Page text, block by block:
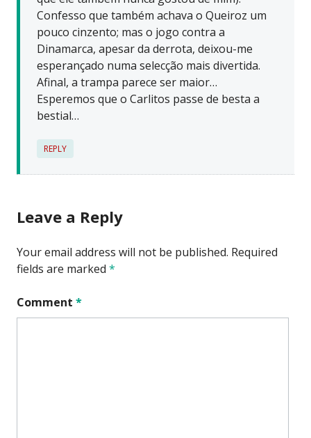
Confesso que também achava o Queiroz um
pouco cinzento; mas o jogo contra a
Dinamarca, apesar da derrota, deixou-me
esperançado numa selecção mais divertida.
Afinal, a trampa parece ser maior…
Esperemos que o Carlitos passe de besta a
bestial…
REPLY
Leave a Reply
Your email address will not be published. Required
fields are marked *
Comment *